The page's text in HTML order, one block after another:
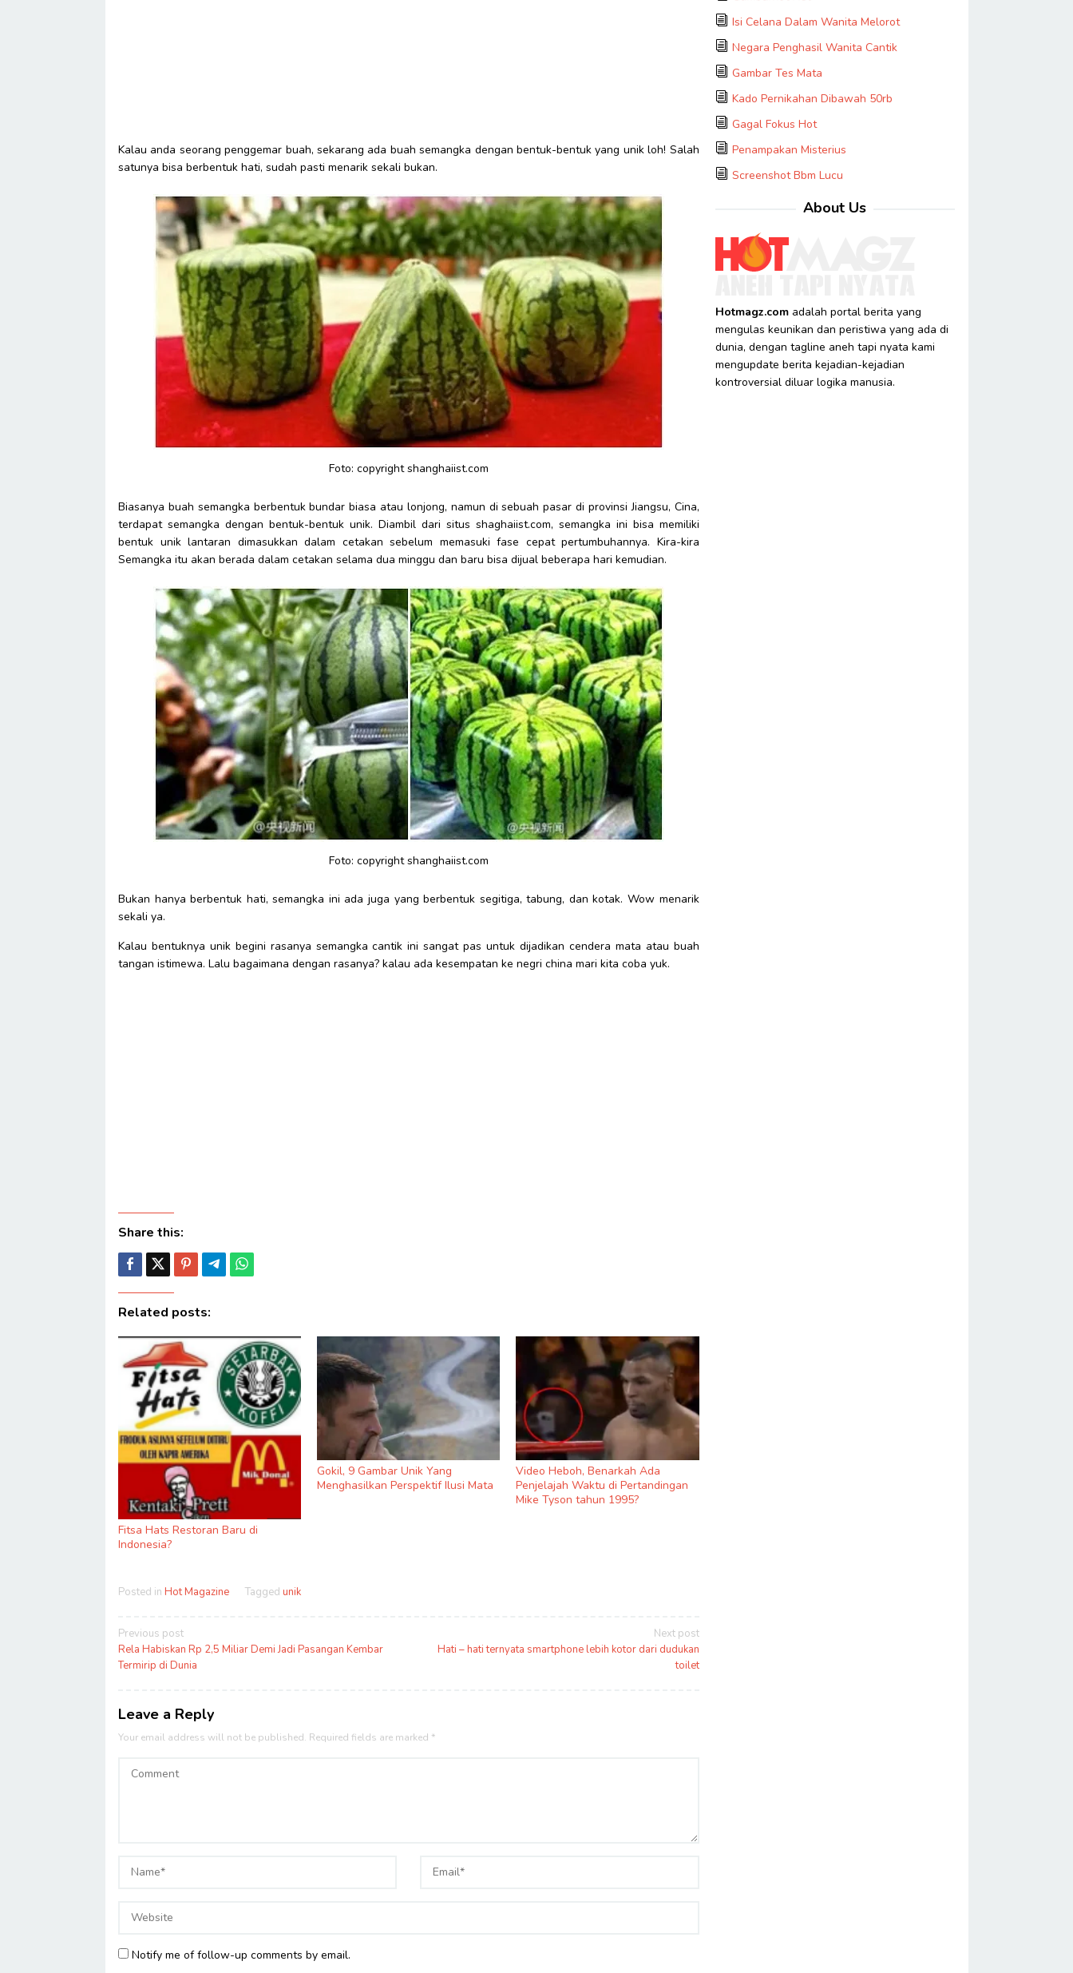
Kalau anda seorang penggemar buah, sekarang ada buah semangka dengan bentuk-bentuk yang unik loh! Salah
satunya bisa berbentuk hati, sudah pasti menarik sekali bukan.
Foto: copyright shanghaiist.com
Biasanya buah semangka berbentuk bundar biasa atau lonjong, namun di sebuah pasar di provinsi Jiangsu, Cina,
terdapat semangka dengan bentuk-bentuk unik. Diambil dari situs shaghaiist.com, semangka ini bisa memiliki
bentuk unik lantaran dimasukkan dalam cetakan sebelum memasuki fase cepat pertumbuhannya. Kira-kira
Semangka itu akan berada dalam cetakan selama dua minggu dan baru bisa dijual beberapa hari kemudian.
Foto: copyright shanghaiist.com
Bukan hanya berbentuk hati, semangka ini ada juga yang berbentuk segitiga, tabung, dan kotak. Wow menarik
sekali ya.
Kalau bentuknya unik begini rasanya semangka cantik ini sangat pas untuk dijadikan cendera mata atau buah
tangan istimewa. Lalu bagaimana dengan rasanya? kalau ada kesempatan ke negri china mari kita coba yuk.
Share this:
Related posts:
Fitsa Hats Restoran Baru di
Indonesia?
Gokil, 9 Gambar Unik Yang
Menghasilkan Perspektif Ilusi Mata
Video Heboh, Benarkah Ada
Penjelajah Waktu di Pertandingan
Mike Tyson tahun 1995?
Posted in Hot Magazine Tagged unik
Post
navigation
Previous post
Rela Habiskan Rp 2,5 Miliar Demi Jadi Pasangan Kembar
Termirip di Dunia
Next post
Hati – hati ternyata smartphone lebih kotor dari dudukan
toilet
Leave a Reply
Your email address will not be published. Required fields are marked *
Notify me of follow-up comments by email.
Isi Celana Dalam Wanita Melorot
Negara Penghasil Wanita Cantik
Gambar Tes Mata
Kado Pernikahan Dibawah 50rb
Gagal Fokus Hot
Penampakan Misterius
Screenshot Bbm Lucu
About Us
Hotmagz.comadalah portal berita yang
mengulas keunikan dan peristiwa yang ada di
dunia, dengan tagline aneh tapi nyata kami
mengupdate berita kejadian-kejadian
kontroversial diluar logika manusia.